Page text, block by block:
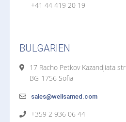
+41 44 419 20 19
BULGARIEN
17 Racho Petkov Kazandjiata str
BG-1756 Sofia
sales@wellsamed.com
+359 2 936 06 44